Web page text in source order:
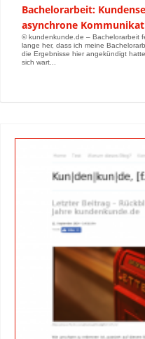
Bachelorarbeit:
asynchrone
© kundenkunde.de – Bachelorarbeit
lange her, dass ich meine
die Ergebnisse hier angekündigt
sich wart...